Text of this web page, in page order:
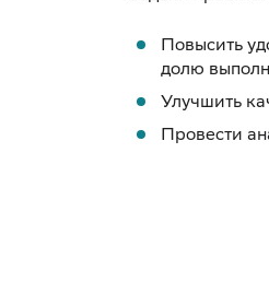
Повысить
долю
Улучшить
Провести